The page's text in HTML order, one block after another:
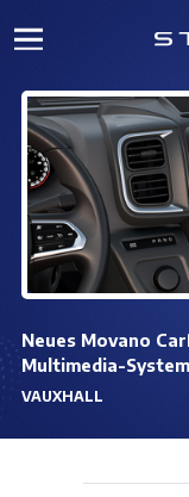
Neues Movano
Multimedia-System
VAUXHALL